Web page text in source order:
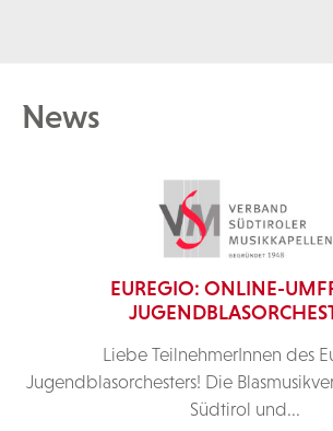
News
EUREGIO: ONLINE-
Liebe TeilnehmerInnen des
Jugendblasorchesters! Die
Südtirol und...